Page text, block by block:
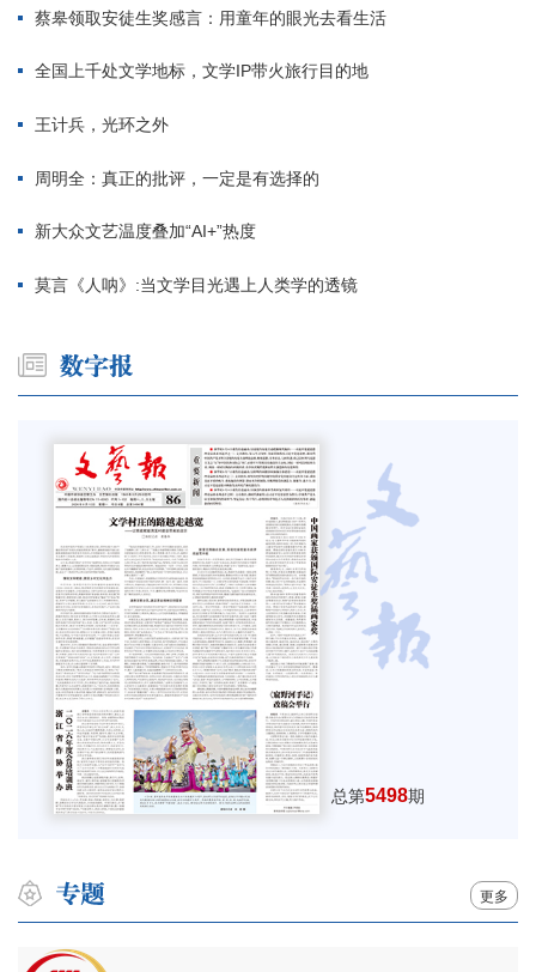
蔡皋领取安徒生奖感言：用童年的眼光去看生活
全国上千处文学地标，文学IP带火旅行目的地
王计兵，光环之外
周明全：真正的批评，一定是有选择的
新大众文艺温度叠加“AI+”热度
莫言《人呐》:当文学目光遇上人类学的透镜
总第5498期
更多